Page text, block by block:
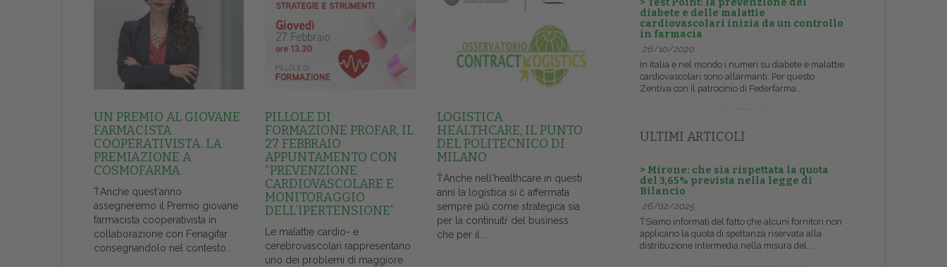
UN PREMIO AL GIOVANE
FARMACISTA
COOPERATIVISTA. LA
PREMIAZIONE A
COSMOFARMA
ŤAnche quest'anno
assegneremo il Premio giovane
farmacista cooperativista in
collaborazione con Fenagifar
consegnandolo nel contesto...
PILLOLE DI
FORMAZIONE PROFAR, IL
27 FEBBRAIO
APPUNTAMENTO CON
“PREVENZIONE
CARDIOVASCOLARE E
MONITORAGGIO
DELL’IPERTENSIONE”
Le malattie cardio- e
cerebrovascolari rappresentano
uno dei problemi di maggiore
LOGISTICA
HEALTHCARE, IL PUNTO
DEL POLITECNICO DI
MILANO
ŤAnche nell'healthcare in questi
anni la logistica si č affermata
sempre piů come strategica sia
per la continuitŕ del business
che per il...
> Test Point: la prevenzione del
diabete e delle malattie
cardiovascolari inizia da un controllo
in farmacia
26/10/2020
In Italia e nel mondo i numeri su diabete e malattie
cardiovascolari sono allarmanti. Per questo
Zentiva con il patrocinio di Federfarma...
ULTIMI ARTICOLI
> Mirone: che sia rispettata la quota
del 3,65% prevista nella legge di
Bilancio
26/02/2025
ŤSiamo informati del fatto che alcuni fornitori non
applicano la quota di spettanza riservata alla
distribuzione intermedia nella misura del...